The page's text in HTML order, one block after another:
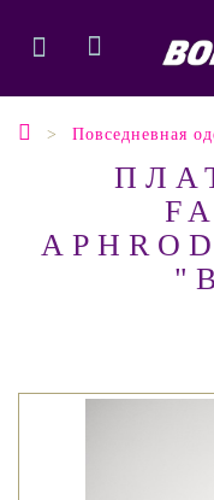
Повседневная